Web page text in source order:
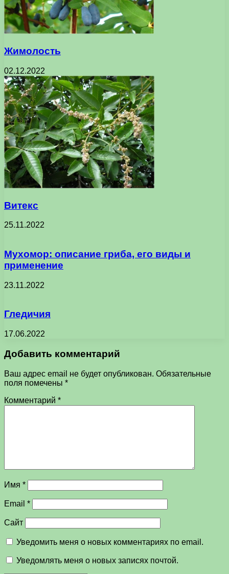
Жимолость
02.12.2022
Витекс
25.11.2022
Мухомор: описание гриба, его виды и
применение
23.11.2022
Гледичия
17.06.2022
Добавить комментарий
Ваш адрес email не будет опубликован. Обязательные
поля помечены *
Комментарий *
Имя *
Email *
Сайт
Уведомить меня о новых комментариях по email.
Уведомлять меня о новых записях почтой.